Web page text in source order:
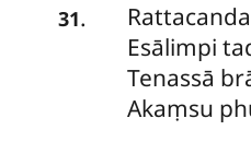
31.
Esālimpi
Tenassā
Akaṃsu